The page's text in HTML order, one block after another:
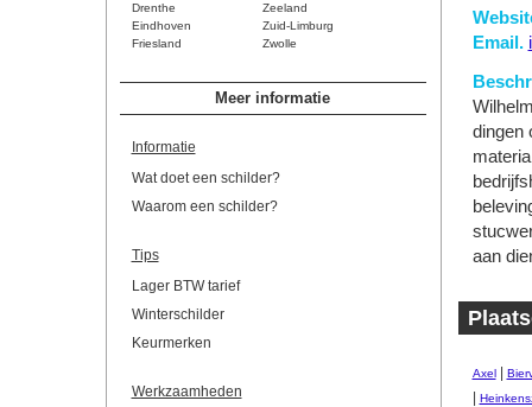
Drenthe
Zeeland
Eindhoven
Zuid-Limburg
Friesland
Zwolle
Meer informatie
Informatie
Wat doet een schilder?
Waarom een schilder?
Tips
Lager BTW tarief
Winterschilder
Keurmerken
Werkzaamheden
Email.
dingen
aan
Axel|